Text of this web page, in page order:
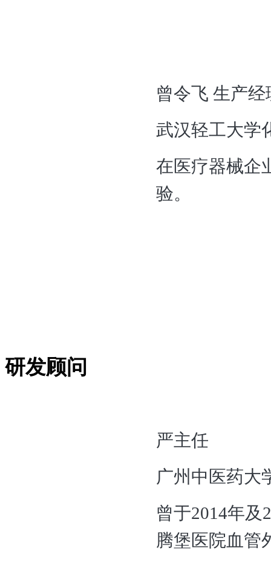
曾令飞 生产经
武汉轻工大学
在医疗器械企
验。
研发顾问
严主任
广州中医药大
曾于2014年及
腾堡医院血管